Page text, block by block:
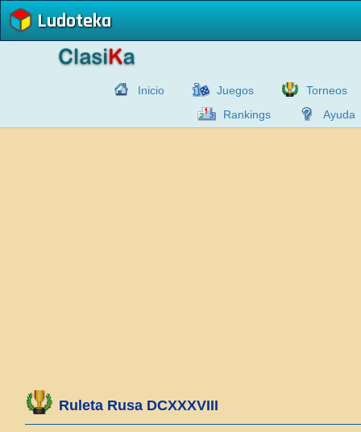
Ludoteka
Inicio Juegos
Torneos
Rankings
Ayuda
Ruleta Rusa DCXXXVIII